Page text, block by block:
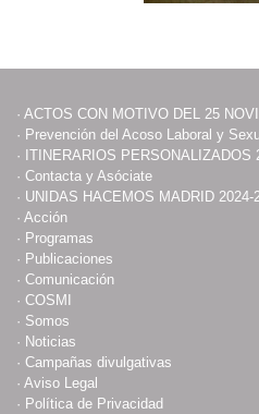
· ACTOS CON MOTIVO DEL 25
· Prevención del Acoso Laboral y
· ITINERARIOS PERSONALIZADOS
· Contacta y Asóciate
· UNIDAS HACEMOS MADRID 2024-
· Acción
· Programas
· Publicaciones
· Comunicación
· COSMI
· Somos
· Noticias
· Campañas divulgativas
· Aviso Legal
· Política de Privacidad